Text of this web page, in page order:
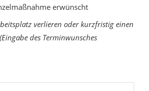
erwünscht
verlieren oder kurzfristig einen
des Terminwunsches